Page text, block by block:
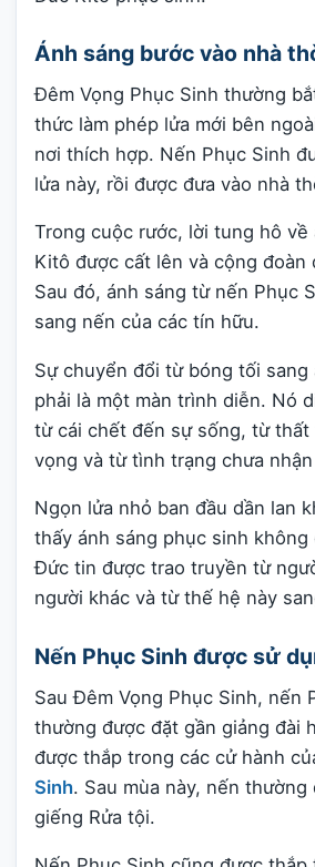
Ánh sáng bước vào nhà
Đêm Vọng Phục Sinh thường
thức làm phép lửa mới bên
nơi thích hợp. Nến Phục Sinh
lửa này, rồi được đưa vào nhà
Trong cuộc rước, lời tung hô về
Kitô được cất lên và cộng đoàn
Sau đó, ánh sáng từ nến Phục
sang nến của các tín hữu.
Sự chuyển đổi từ bóng tối sang
phải là một màn trình diễn. Nó
từ cái chết đến sự sống, từ thất
vọng và từ tình trạng chưa
Ngọn lửa nhỏ ban đầu dần lan
thấy ánh sáng phục sinh không
Đức tin được trao truyền từ
người khác và từ thế hệ này
Nến Phục Sinh được sử
Sau Đêm Vọng Phục Sinh, nến
thường được đặt gần giảng đài
được thắp trong các cử hành
Sinh. Sau mùa này, nến thường
giếng Rửa tội.